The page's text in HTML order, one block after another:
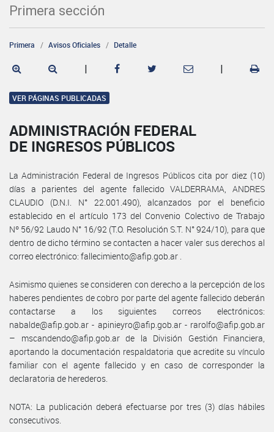
Primera sección
Primera Avisos Oficiales Detalle
| |
VER PÁGINAS PUBLICADAS
ADMINISTRACIÓN FEDERAL
DE INGRESOS PÚBLICOS
La Administración Federal de Ingresos Públicos cita por diez (10)
días a parientes del agente fallecido VALDERRAMA, ANDRES
CLAUDIO (D.N.I. N° 22.001.490), alcanzados por el beneficio
establecido en el artículo 173 del Convenio Colectivo de Trabajo
Nº 56/92 Laudo N° 16/92 (T.O. Resolución S.T. N° 924/10), para que
dentro de dicho término se contacten a hacer valer sus derechos al
correo electrónico: fallecimiento@afip.gob.ar .
Asimismo quienes se consideren con derecho a la percepción de los
haberes pendientes de cobro por parte del agente fallecido deberán
contactarse a los siguientes correos electrónicos:
nabalde@afip.gob.ar - apinieyro@afip.gob.ar - rarolfo@afip.gob.ar
– mscandendo@afip.gob.ar de la División Gestión Financiera,
aportando la documentación respaldatoria que acredite su vínculo
familiar con el agente fallecido y en caso de corresponder la
declaratoria de herederos.
NOTA: La publicación deberá efectuarse por tres (3) días hábiles
consecutivos.